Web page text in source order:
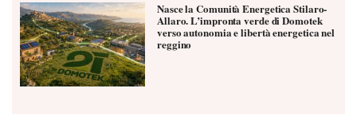
Nasce la Comunità Energetica Stilaro-
Allaro. L’impronta verde di Domotek
verso autonomia e libertà energetica nel
reggino